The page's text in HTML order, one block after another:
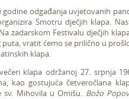
godine odgađanja uvjetovanih
Smotru dječjih klapa.
zadarskom Festivalu dječjih
puta, vratit ćemo se prilično u
klapa.
klapa održanoj 27. srpnja
kao gostujuća četveročlana
sv. Mihovila u Omišu. Božo